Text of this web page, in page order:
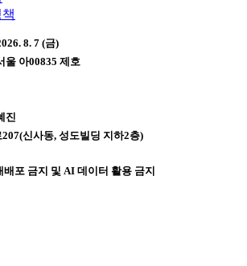
8. 7 (금)
울 아00835 제호
진
신사동, 성도빌딩 지하2층)
포 금지 및 AI 데이터 활용 금지